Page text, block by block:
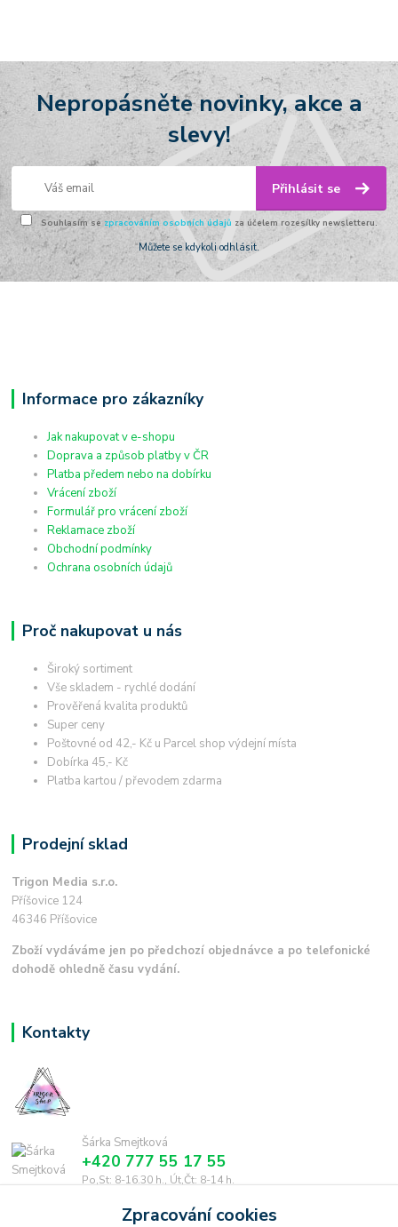
Nepropásněte novinky, akce a
slevy!
Přihlásit se
Souhlasím se zpracováním osobních údajů za účelem rozesílky newsletteru.
Můžete se kdykoli odhlásit.
Informace pro zákazníky
Jak nakupovat v e-shopu
Doprava a způsob platby v ČR
Platba předem nebo na dobírku
Vrácení zboží
Formulář pro vrácení zboží
Reklamace zboží
Obchodní podmínky
Ochrana osobních údajů
Proč nakupovat u nás
Široký sortiment
Vše skladem - rychlé dodání
Prověřená kvalita produktů
Super ceny
Poštovné od 42,- Kč u Parcel shop výdejní místa
Dobírka 45,- Kč
Platba kartou / převodem zdarma
Prodejní sklad
Trigon Media s.r.o.
Příšovice 124
46346 Příšovice
Zboží vydáváme jen po předchozí objednávce a po telefonické
dohodě ohledně času vydání.
Kontakty
Šárka Smejtková
+420 777 55 17 55
Po,St: 8-16.30 h., Út,Čt: 8-14 h.
smejtkova@trigonmedia.czZpracování cookies